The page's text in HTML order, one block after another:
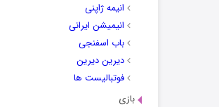
انیمه ژاپنی
انیمیشن ایرانی
باب اسفنجی
دیرین دیرین
فوتبالیست ها
بازی